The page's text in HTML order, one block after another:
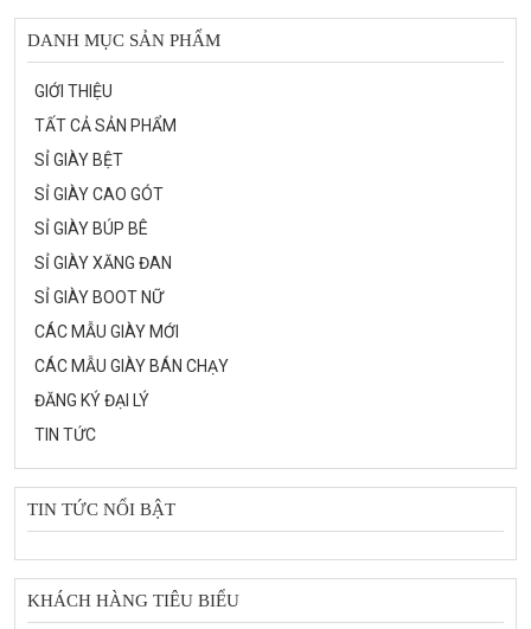
DANH MỤC SẢN PHẨM
GIỚI THIỆU
TẤT CẢ SẢN PHẨM
SỈ GIÀY BỆT
SỈ GIÀY CAO GÓT
SỈ GIÀY BÚP BÊ
SỈ GIÀY XĂNG ĐAN
SỈ GIÀY BOOT NỮ
CÁC MẪU GIÀY MỚI
CÁC MẪU GIÀY BÁN CHẠY
ĐĂNG KÝ ĐẠI LÝ
TIN TỨC
TIN TỨC NỔI BẬT
KHÁCH HÀNG TIÊU BIỂU